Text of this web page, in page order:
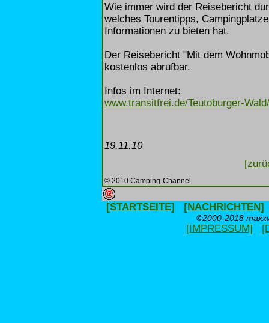
Wie immer wird der Reisebericht
welches Tourentipps,
Informationen zu bieten hat.
Der Reisebericht "Mit dem
kostenlos abrufbar.
Infos im Internet:
www.transitfrei.de/Teutoburger-
19.11.10
© 2010 Camping-Channel
[STARTSEITE] [NACHRICHTEN]
©2000-2018
[IMPRESSUM]